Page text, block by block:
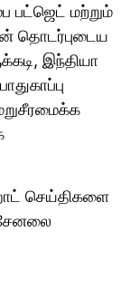
பட்ஜெட் மற்றும்
தொடர்புடைய
இந்தியா
செய்திகளை
சேனலை